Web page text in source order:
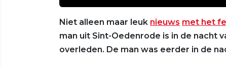
Niet alleen maar leuk nieuws met het
man uit Sint-Oedenrode is in de nacht
overleden. De man was eerder in de